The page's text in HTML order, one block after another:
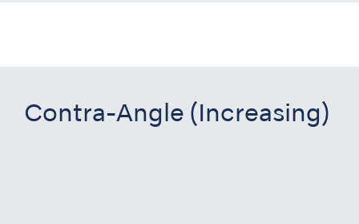
Contra-Angle (Increasing)